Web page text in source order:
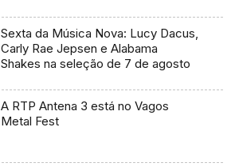
Sexta da Música Nova: Lucy Dacus,
Carly Rae Jepsen e Alabama
Shakes na seleção de 7 de agosto
A RTP Antena 3 está no Vagos
Metal Fest